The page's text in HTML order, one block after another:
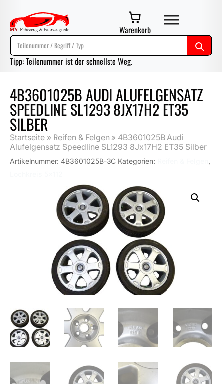
Warenkorb
Tipp: Teilenummer ist der schnellste Weg.
4B3601025B AUDI ALUFELGENSATZ
SPEEDLINE SL1293 8JX17H2 ET35
SILBER
Startseite » Reifen & Felgen » 4B3601025B Audi
Alufelgensatz Speedline SL1293 8Jx17H2 ET35 Silber
Artikelnummer: 4B3601025B-3C Kategorien:
,